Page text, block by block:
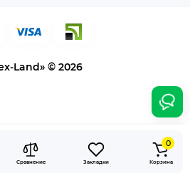
Сравнение Закладки
0
Корзина
Land» © 2026